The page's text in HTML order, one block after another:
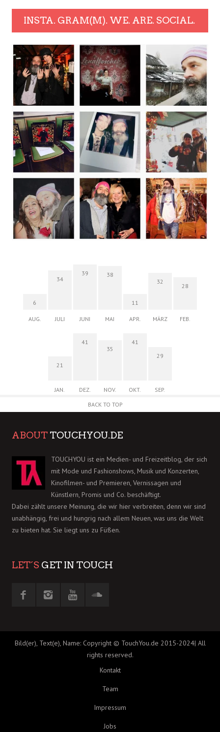
INSTA. GRAM(M). WE. ARE. SOCIAL.
6
AUG.
34
JULI
39
JUNI
38
MAI
11
APR.
32
MÄRZ
28
FEB.
21
JAN.
41
DEZ.
35
NOV.
41
OKT.
29
SEP.
BACK TO TOP
ABOUT TOUCHYOU.DE
TOUCHYOU ist ein Medien- und Freizeitblog, der sich
mit Mode und Fashionshows, Musik und Konzerten,
Kinofilmen- und Premieren, Vernissagen und
Künstlern, Promis und Co. beschäftigt.
Dabei zählt unsere Meinung, die wir hier verbreiten, denn wir sind
unabhängig, frei und hungrig nach allem Neuen, was uns die Welt
zu bieten hat. Sie liegt uns zu Füßen.
LET´S GET IN TOUCH
Bild(er), Text(e), Name: Copyright © TouchYou.de 2015-2024| All
rights reserved.
Kontakt
Team
Impressum
Jobs